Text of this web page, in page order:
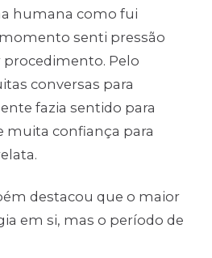
humana como fui
senti pressão
procedimento. Pelo
conversas para
fazia sentido para
muita confiança para
destacou que o maior
em si, mas o período de